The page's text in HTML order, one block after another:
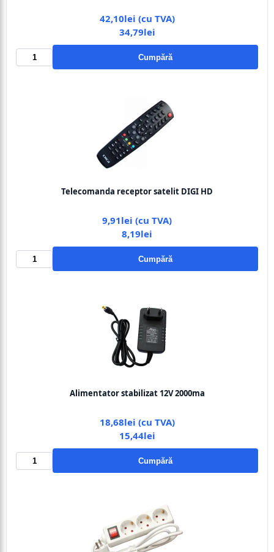
42,10lei (cu TVA)
34,79lei
Cumpără
Telecomanda receptor satelit DIGI HD
9,91lei (cu TVA)
8,19lei
Cumpără
Alimentator stabilizat 12V 2000ma
18,68lei (cu TVA)
15,44lei
Cumpără